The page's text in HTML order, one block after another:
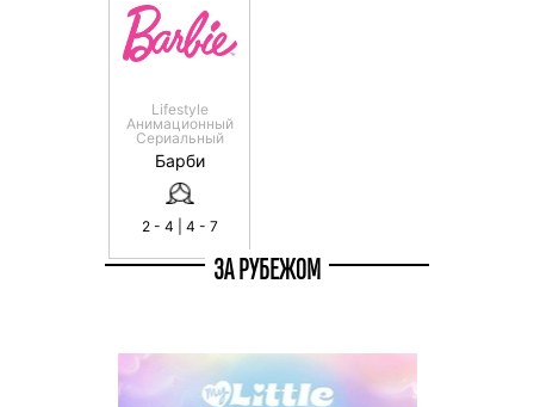
Lifestyle
Анимационный
Сериальный
Барби
2 - 4 | 4 - 7
ЗА РУБЕЖОМ